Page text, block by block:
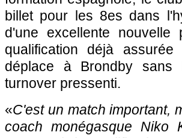
billet pour les 8es dans
d'une excellente
qualification déjà
déplace à Brondby
turnover pressenti.
«C'est un match important,
coach monégasque Niko